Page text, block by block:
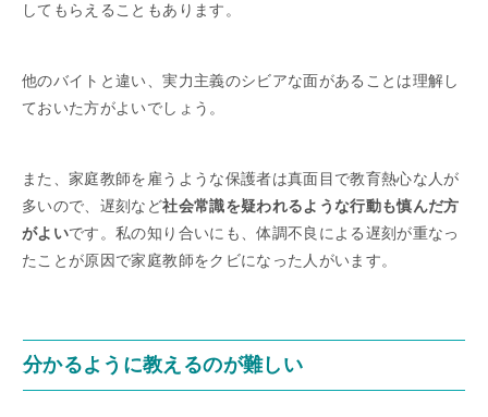
してもらえることもあります。
他のバイトと違い、実力主義のシビアな面があることは理解し
ておいた方がよいでしょう。
また、家庭教師を雇うような保護者は真面目で教育熱心な人が
多いので、遅刻など社会常識を疑われるような行動も慎んだ方
がよいです。私の知り合いにも、体調不良による遅刻が重なっ
たことが原因で家庭教師をクビになった人がいます。
分かるように教えるのが難しい